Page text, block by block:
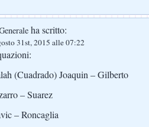
ha scritto:
31st, 2015 alle 07:22
(Cuadrado) Joaquin – Gilberto
– Suarez
– Roncaglia